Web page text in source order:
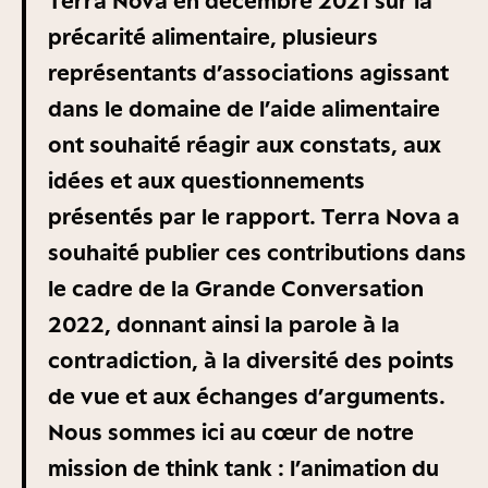
précarité alimentaire, plusieurs
représentants d’associations agissant
dans le domaine de l’aide alimentaire
ont souhaité réagir aux constats, aux
idées et aux questionnements
présentés par le rapport. Terra Nova a
souhaité publier ces contributions dans
le cadre de la Grande Conversation
2022, donnant ainsi la parole à la
contradiction, à la diversité des points
de vue et aux échanges d’arguments.
Nous sommes ici au cœur de notre
mission de think tank : l’animation du